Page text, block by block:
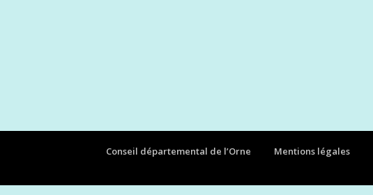
Conseil départemental de l’Orne Mentions légales